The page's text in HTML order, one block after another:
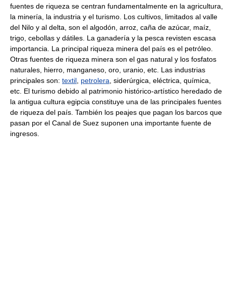
fuentes de riqueza se centran fundamentalmente en la agricultura,
la minería, la industria y el turismo. Los cultivos, limitados al valle
del Nilo y al delta, son el algodón, arroz, caña de azúcar, maíz,
trigo, cebollas y dátiles. La ganadería y la pesca revisten escasa
importancia. La principal riqueza minera del país es el petróleo.
Otras fuentes de riqueza minera son el gas natural y los fosfatos
naturales, hierro, manganeso, oro, uranio, etc. Las industrias
principales son: textil petrolera , siderúrgica, eléctrica, química,
etc. El turismo debido al patrimonio histórico-artístico heredado de
la antigua cultura egipcia constituye una de las principales fuentes
de riqueza del país. También los peajes que pagan los barcos que
pasan por el Canal de Suez suponen una importante fuente de
ingresos.